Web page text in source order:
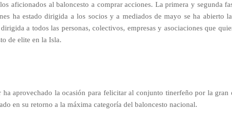
aficionados al baloncesto a comprar acciones. La primera y segunda
ha estado dirigida a los socios y a mediados de mayo se ha abierto
dirigida a todos las personas, colectivos, empresas y asociaciones que
de elite en la Isla.
ha aprovechado la ocasión para felicitar al conjunto tinerfeño por la gran
en su retorno a la máxima categoría del baloncesto nacional.